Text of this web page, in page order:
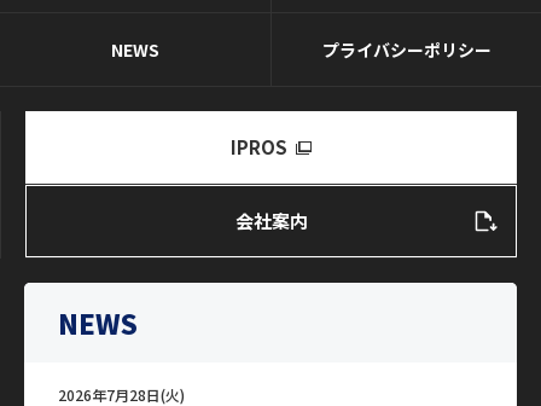
NEWS プライバシーポリシー
会社案内
IPROS
NEWS
2026年7月28日(火)